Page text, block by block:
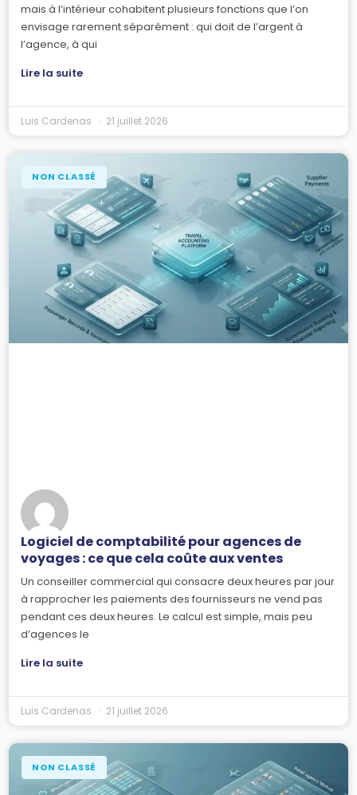
mais à l’intérieur cohabitent plusieurs fonctions que l’on
envisage rarement séparément : qui doit de l’argent à
l’agence, à qui
Lire la suite
Luis Cardenas 21 juillet 2026
NON CLASSÉ
Logiciel de comptabilité pour agences de
voyages : ce que cela coûte aux ventes
Un conseiller commercial qui consacre deux heures par jour
à rapprocher les paiements des fournisseurs ne vend pas
pendant ces deux heures. Le calcul est simple, mais peu
d’agences le
Lire la suite
Luis Cardenas 21 juillet 2026
NON CLASSÉ